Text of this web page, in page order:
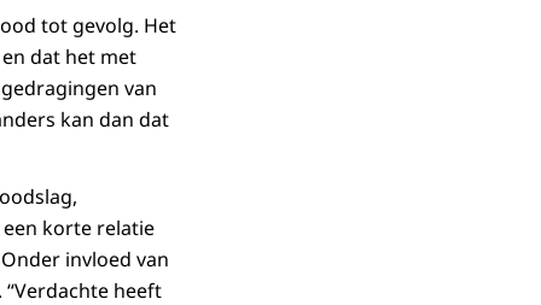
tot gevolg. Het
dat het met
van
kan dan dat
korte relatie
invloed van
heeft